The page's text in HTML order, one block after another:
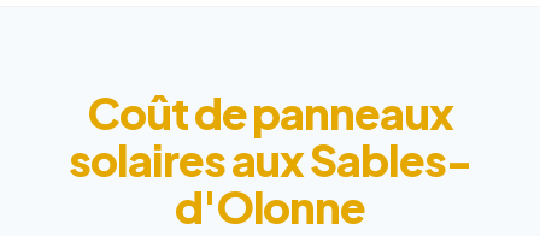
Coût de panneaux
solaires aux Sables-
d'Olonne